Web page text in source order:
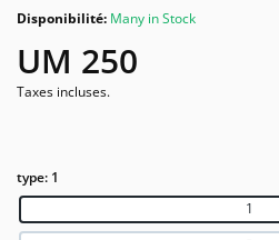
Disponibilité: Many in Stock
UM 250
Taxes incluses.
type: 1
1